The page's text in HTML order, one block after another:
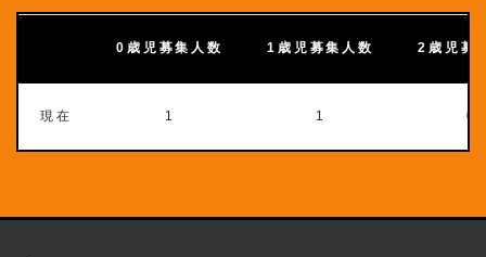
0歳児募集人数 1歳児募集人数 2歳児募
現在 1 1 0